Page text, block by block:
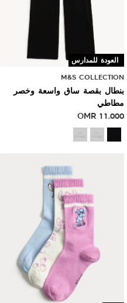
العودة للمدارس
M&S COLLECTION
بنطال بقصة ساق واسعة وخصر
مطاطي
OMR 11.000